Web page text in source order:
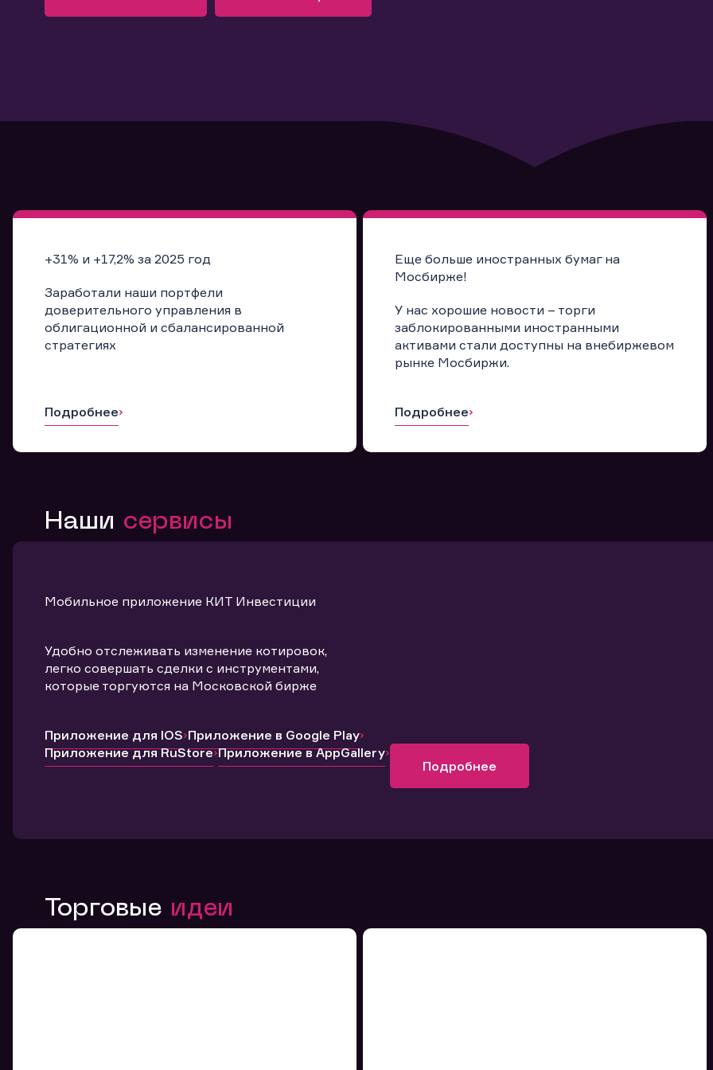
+31% и +17,2% за 2025 год
Заработали наши портфели
доверительного управления в
облигационной и сбалансированной
стратегиях
Подробнее
Еще больше иностранных бумаг на
Мосбирже!
У нас хорошие новости – торги
заблокированными иностранными
активами стали доступны на внебиржевом
рынке Мосбиржи.
Подробнее
Наши сервисы
Мобильное приложение КИТ Инвестиции
Удобно отслеживать изменение котировок,
легко совершать сделки с инструментами,
которые торгуются на Московской бирже
Приложение для IOS Приложение в Google Play
Приложение для RuStore Приложение в AppGallery
Подробнее
Торговые идеи